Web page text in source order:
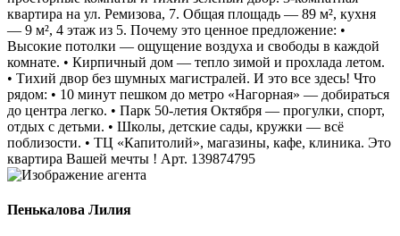
квартира на ул. Ремизова, 7. Общая площадь — 89 м², кухня
— 9 м², 4 этаж из 5. Почему это ценное предложение: •
Высокие потолки — ощущение воздуха и свободы в каждой
комнате. • Кирпичный дом — тепло зимой и прохлада летом.
• Тихий двор без шумных магистралей. И это все здесь! Что
рядом: • 10 минут пешком до метро «Нагорная» — добираться
до центра легко. • Парк 50-летия Октября — прогулки, спорт,
отдых с детьми. • Школы, детские сады, кружки — всё
поблизости. • ТЦ «Капитолий», магазины, кафе, клиника. Это
квартира Вашей мечты ! Арт. 139874795
Пенькалова Лилия